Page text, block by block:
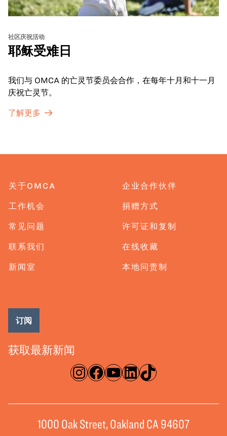
社区庆祝活动
耶稣受难日
我们与 OMCA 的亡灵节委员会合作，在每年十月和十一月
庆祝亡灵节。
了解更多
关于OMCA
工作机会
常见问题
联系我们
新闻室
企业合作伙伴
捐赠方式
许可证和复制
在线收藏
本地问责制
淘宝网脸书录像带ǞǞǞTikTok
获取最新新闻
订阅
1000 Oak Street, Oakland CA 94607